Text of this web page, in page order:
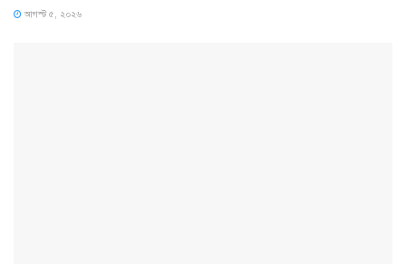
আগস্ট ৫, ২০২৬